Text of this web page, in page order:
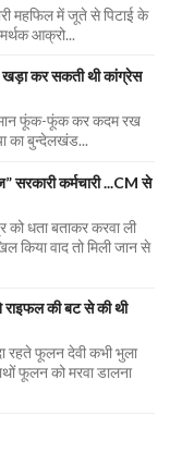
महफिल में जूते से पिटाई के
आक्रो...
कर सकती थी कांग्रेस
फूंक-फूंक कर कदम रख
का बुन्देलखंड...
सरकारी कर्मचारी ...CM से
को धता बताकर करवा ली
किया वाद तो मिली जान से
राइफल की बट से की थी
रहते फूलन देवी कभी भुला
फूलन को मरवा डालना